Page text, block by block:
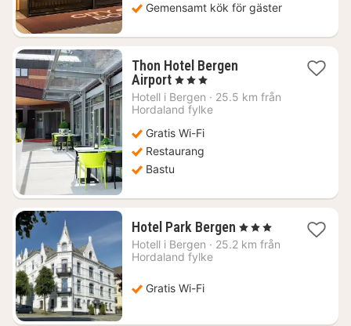
Gemensamt kök för gäster
Thon Hotel Bergen
Airport1
natt
från
1383
kr.
, 3 Stjärnor
Hotell i Bergen · 25.5 km från
Hordaland fylke
Gratis Wi-Fi
Restaurang
Bastu
Hotel Park Bergen 1
natt
, 3 Stjärnor
Hotell i Bergen · 25.2 km från
Hordaland fylke
Gratis Wi-Fi